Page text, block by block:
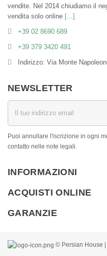
vendite. Nel 2014 chiudiamo il
vendita solo online [...]
+39 02 8690 689
+39 379 3420 491
Indirizzo: Via Monte
NEWSLETTER
Puoi annullare l'iscrizione in ogni
contatto nelle note legali.
INFORMAZIONI
ACQUISTI ONLINE
GARANZIE
© Persian House